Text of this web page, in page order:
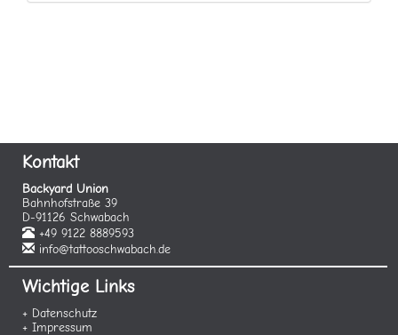
Kontakt
Backyard Union
Bahnhofstraße 39
D-91126 Schwabach
+49 9122 8889593
info@tattooschwabach.de
Wichtige Links
+ Datenschutz
+ Impressum